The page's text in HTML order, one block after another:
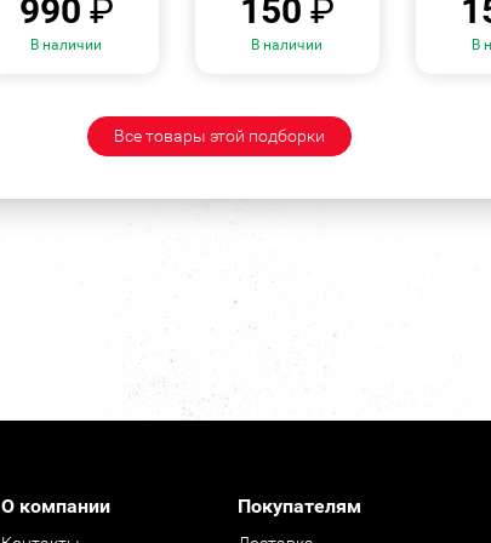
990 ₽
В наличии
150 ₽
В наличии В
Все товары этой подборки
О компании Покупателям